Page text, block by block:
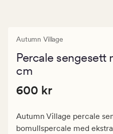
Autumn Village
Percale
cm
Pris
Pris 600 kr
600 kr
Autumn Village percale
bomullspercale med